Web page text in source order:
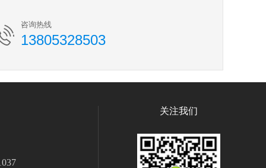
咨询热线
13805328503
关注我们